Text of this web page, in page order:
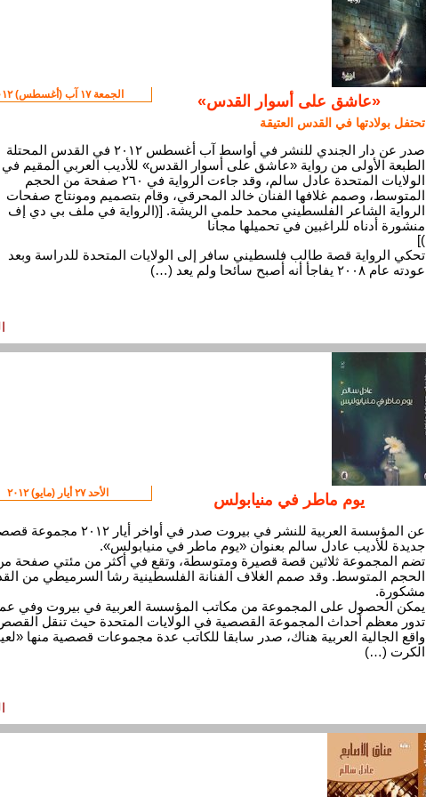
الجمعة ١٧ آب (أغسطس) ٢٠١٢ «عاشق على أسوار القدس»
تحتفل بولادتها في القدس العتيقة
صدر عن دار الجندي للنشر في أواسط آب أغسطس ٢٠١٢ في القدس المحتلة
الطبعة الأولى من رواية «عاشق على أسوار القدس» للأديب العربي المقيم في
الولايات المتحدة عادل سالم، وقد جاءت الرواية في ٢٦٠ صفحة من الحجم
المتوسط، وصمم غلافها الفنان خالد المحرقي، وقام بتصميم ومونتاج صفحات
الرواية الشاعر الفلسطيني محمد حلمي الريشة. [(الرواية في ملف بي دي إف
منشورة أدناه للراغبين في تحميلها مجانا
)]
تحكي الرواية قصة طالب فلسطيني سافر إلى الولايات المتحدة للدراسة وبعد
عودته عام ٢٠٠٨ يفاجأ أنه أصبح سائحا ولم يعد (…)
الأحد ٢٧ أيار (مايو) ٢٠١٢ يوم ماطر في منيابولس
عن المؤسسة العربية للنشر في بيروت صدر في أواخر أيار ٢٠١٢
جديدة للأديب عادل سالم بعنوان «يوم ماطر في منيابولس».
تضم المجموعة ثلاثين قصة قصيرة ومتوسطة، وتقع في أكثر من مئتي صفحة
الحجم المتوسط. وقد صمم الغلاف الفنانة الفلسطينية رشا السرميطي من
مشكورة.
يمكن الحصول على المجموعة من مكاتب المؤسسة العربية في بيروت وفي
تدور معظم أحداث المجموعة القصصية في الولايات المتحدة حيث تنقل
واقع الجالية العربية هناك، صدر سابقا للكاتب عدة مجموعات قصصية منها
الكرت (…)